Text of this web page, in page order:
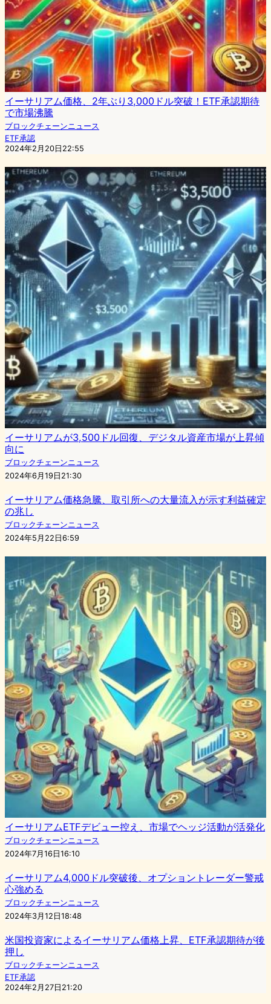
イーサリアム価格、2年ぶり3,000ドル突破！ETF承認期待
で市場沸騰
ブロックチェーンニュース
ETF承認
2024年2月20日22:55
イーサリアムが3,500ドル回復、デジタル資産市場が上昇傾
向に
ブロックチェーンニュース
2024年6月19日21:30
イーサリアム価格急騰、取引所への大量流入が示す利益確定
の兆し
ブロックチェーンニュース
2024年5月22日6:59
イーサリアムETFデビュー控え、市場でヘッジ活動が活発化
ブロックチェーンニュース
2024年7月16日16:10
イーサリアム4,000ドル突破後、オプショントレーダー警戒
心強める
ブロックチェーンニュース
2024年3月12日18:48
米国投資家によるイーサリアム価格上昇、ETF承認期待が後
押し
ブロックチェーンニュース
ETF承認
2024年2月27日21:20